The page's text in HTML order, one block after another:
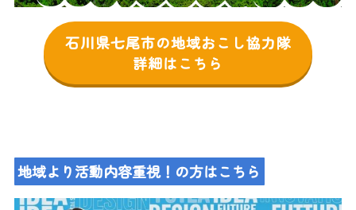
石川県七尾市の地域おこし協力隊
詳細はこちら
地域より活動内容重視！の方はこちら